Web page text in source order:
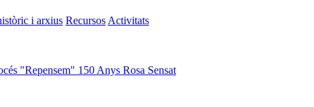
i arxius Recursos Activitats
"Repensem" 150 Anys Rosa Sensat